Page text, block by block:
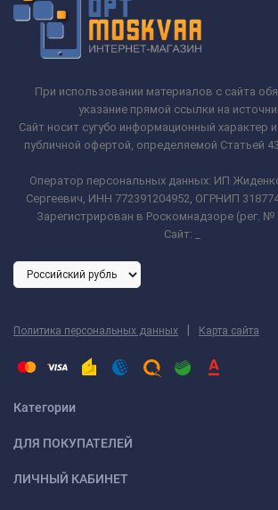
При использовании материалов с сайта
указание прямой ссылки на
Сайт носит сугубо информационный характер
публичной офертой, определяемой Статьей
Оператор персональных данных: ИП
Сергеевич, ИНН 772391204952, ОГРНИП
Зарегистрирован в Роскомнадзоре (рег. №
Сайт:
Политика персональных данных Карта сайта
Категории
ДЛЯ ПОКУПАТЕЛЕЙ
ЛИЧНЫЙ КАБИНЕТ